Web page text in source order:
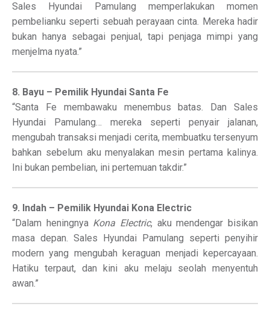
Sales Hyundai Pamulang memperlakukan momen
pembelianku seperti sebuah perayaan cinta. Mereka hadir
bukan hanya sebagai penjual, tapi penjaga mimpi yang
menjelma nyata.”
8. Bayu – Pemilik Hyundai Santa Fe
“Santa Fe membawaku menembus batas. Dan Sales
Hyundai Pamulang… mereka seperti penyair jalanan,
mengubah transaksi menjadi cerita, membuatku tersenyum
bahkan sebelum aku menyalakan mesin pertama kalinya.
Ini bukan pembelian, ini pertemuan takdir.”
9. Indah – Pemilik Hyundai Kona Electric
“Dalam heningnya Kona Electric, aku mendengar bisikan
masa depan. Sales Hyundai Pamulang seperti penyihir
modern yang mengubah keraguan menjadi kepercayaan.
Hatiku terpaut, dan kini aku melaju seolah menyentuh
awan.”